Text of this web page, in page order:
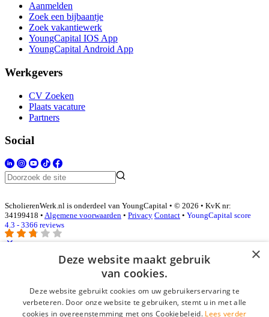
Aanmelden
Zoek een bijbaantje
Zoek vakantiewerk
YoungCapital IOS App
YoungCapital Android App
Werkgevers
CV Zoeken
Plaats vacature
Partners
Social
ScholierenWerk.nl is onderdeel van YoungCapital • © 2026 • KvK nr:
34199418 • Algemene voorwaarden • Privacy Contact • YoungCapital score
4.3 - 3366 reviews
Inloggen als bedrijf
E-mail*
Wachtwoord
×
Deze website maakt gebruik
van cookies.
Deze website gebruikt cookies om uw gebruikerservaring te
verbeteren. Door onze website te gebruiken, stemt u in met alle
cookies in overeenstemming met ons Cookiebeleid. Lees verder